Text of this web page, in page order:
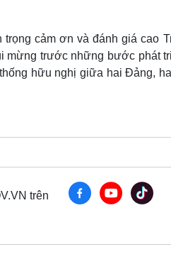
cảm ơn và đánh giá cao
trước những bước phát
hữu nghị giữa hai Đảng,
trên